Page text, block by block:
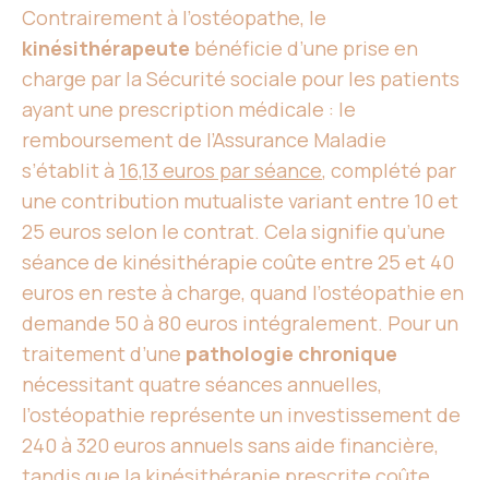
Contrairement à l’ostéopathe, le
kinésithérapeute bénéficie d’une prise en
charge par la Sécurité sociale pour les patients
ayant une prescription médicale : le
remboursement de l’Assurance Maladie
s’établit à 16,13 euros par séance, complété par
une contribution mutualiste variant entre 10 et
25 euros selon le contrat. Cela signifie qu’une
séance de kinésithérapie coûte entre 25 et 40
euros en reste à charge, quand l’ostéopathie en
demande 50 à 80 euros intégralement. Pour un
traitement d’une pathologie chronique
nécessitant quatre séances annuelles,
l’ostéopathie représente un investissement de
240 à 320 euros annuels sans aide financière,